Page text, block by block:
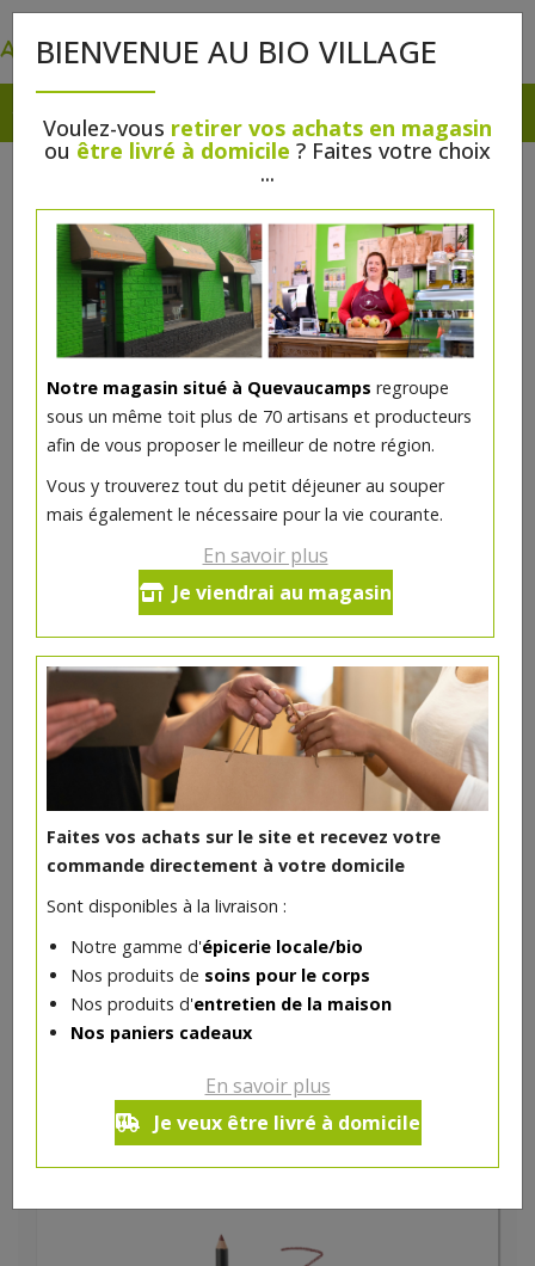
BIENVENUE AU BIO VILLAGE
Voulez-vous retirer vos achats en magasin
ou être livré à domicile ? Faites votre choix
...
Notre magasin situé à Quevaucamps regroupe
sous un même toit plus de 70 artisans et producteurs
afin de vous proposer le meilleur de notre région.
Vous y trouverez tout du petit déjeuner au souper
mais également le nécessaire pour la vie courante.
En savoir plus
Je viendrai au magasin
Faites vos achats sur le site et recevez votre
commande directement à votre domicile
Sont disponibles à la livraison :
Notre gamme d'épicerie locale/bio
Nos produits de soins pour le corps
Nos produits d'entretien de la maison
Nos paniers cadeaux
En savoir plus
Je veux être livré à domicile
Rouge à lèvres Rose vintage bio
Ce produit est indisponible pour le moment.
DANS LA MÊME CATÉGORIE ...
AVRIL
4€
Réception souhaitée le